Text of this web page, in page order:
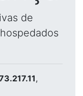
de
,